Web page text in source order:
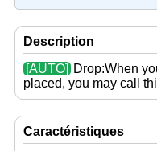
Description
[AUTO] Drop:When
placed, you may call
Caractéristiques